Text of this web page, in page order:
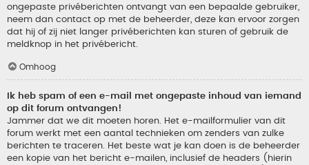
ongepaste privéberichten ontvangt van een bepaalde gebruiker,
neem dan contact op met de beheerder, deze kan ervoor zorgen
dat hij of zij niet langer privéberichten kan sturen of gebruik de
meldknop in het privébericht.
Omhoog
Ik heb spam of een e-mail met ongepaste inhoud van iemand
op dit forum ontvangen!
Jammer dat we dit moeten horen. Het e-mailformulier van dit
forum werkt met een aantal technieken om zenders van zulke
berichten te traceren. Het beste wat je kan doen is de beheerder
een kopie van het bericht e-mailen, inclusief de headers (hierin